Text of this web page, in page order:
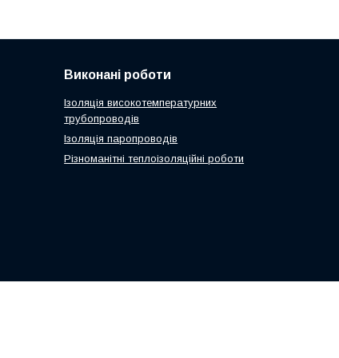
Виконані роботи
Ізоляція високотемпературних
трубопроводів
Ізоляція паропроводів
Різноманітні теплоізоляційні роботи